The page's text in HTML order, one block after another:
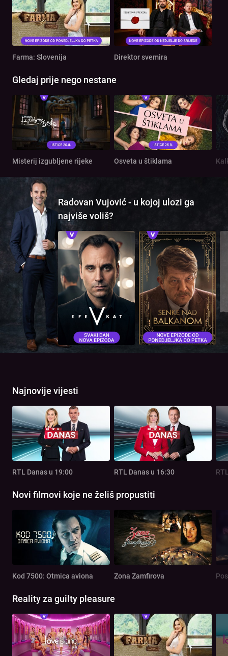
Farma: Slovenija Direktor svemira
Gledaj prije nego nestane
Misterij izgubljene rijeke Osveta u štiklama
Radovan Vujović - u kojoj ulozi ga
najviše voliš?
Najnovije vijesti
RTL Danas u 19:00 RTL Danas u 16:30
Novi filmovi koje ne želiš propustiti
Kod 7500: Otmica aviona Zona Zamfirova
Reality za guilty pleasure